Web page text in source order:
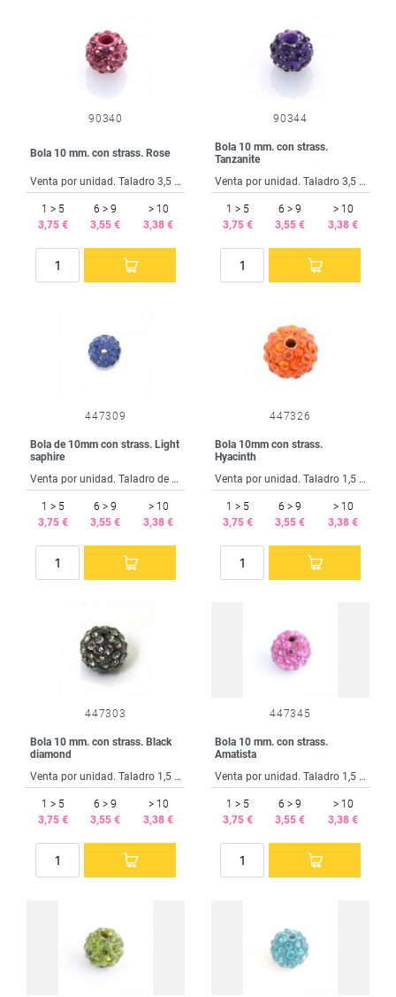
90340
Bola 10 mm. con strass. Rose
Venta por unidad. Taladro 3,5 mm.
1 > 5
3,75 €
6 > 9
3,55 €
> 10
3,38 €
90344
Bola 10 mm. con strass.
Tanzanite
Venta por unidad. Taladro 3,5 mm.
1 > 5
3,75 €
6 > 9
3,55 €
> 10
3,38 €
447309
Bola de 10mm con strass. Light
saphire
Venta por unidad. Taladro de 1,5 mm.
1 > 5
3,75 €
6 > 9
3,55 €
> 10
3,38 €
447326
Bola 10mm con strass.
Hyacinth
Venta por unidad. Taladro 1,5 mm.
1 > 5
3,75 €
6 > 9
3,55 €
> 10
3,38 €
447303
Bola 10 mm. con strass. Black
diamond
Venta por unidad. Taladro 1,5 mm.
1 > 5
3,75 €
6 > 9
3,55 €
> 10
3,38 €
447345
Bola 10 mm. con strass.
Amatista
Venta por unidad. Taladro 1,5 mm.
1 > 5
3,75 €
6 > 9
3,55 €
> 10
3,38 €